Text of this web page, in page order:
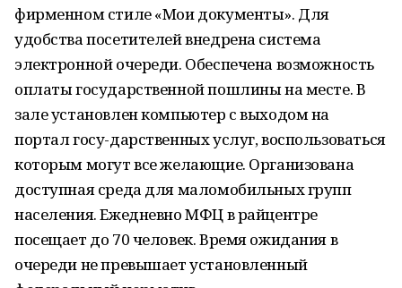
фирменном стиле «Мои документы». Для
удобства посетителей внедрена система
электронной очереди. Обеспечена возможность
оплаты государственной пошлины на месте. В
зале установлен компьютер с выходом на
портал госу-дарственных услуг, воспользоваться
которым могут все желающие. Организована
доступная среда для маломобильных групп
населения. Ежедневно МФЦ в райцентре
посещает до 70 человек. Время ожидания в
очереди не превышает установленный